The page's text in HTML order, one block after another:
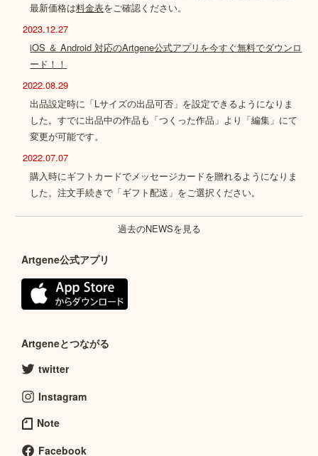
最新価格は料金表をご確認ください。
2023.12.27
iOS ＆ Android 対応のArtgene公式アプリを今すぐ無料でダウンロ
ード！！
2022.08.29
出品設定時に「Lサイズの出品可否」を設定できるようになりま
した。すでに出品中の作品も「つくった作品」より「編集」にて
変更が可能です。
2022.07.07
購入時にギフトカードでメッセージカードを贈れるようになりま
した。注文手続きで「ギフト配送」をご選択ください。
過去のNEWSを見る
Artgene公式アプリ
Artgeneとつながる
twitter
Instagram
Note
Facebook